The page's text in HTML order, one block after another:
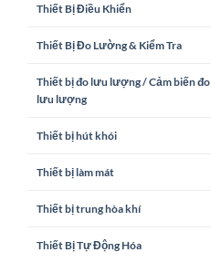
Thiết Bị Điều Khiển
Thiết Bị Đo Lường & Kiểm Tra
Thiết bị đo lưu lượng / Cảm biến đo
lưu lượng
Thiết bị hút khói
Thiết bị làm mát
Thiết bị trung hòa khí
Thiết Bị Tự Động Hóa